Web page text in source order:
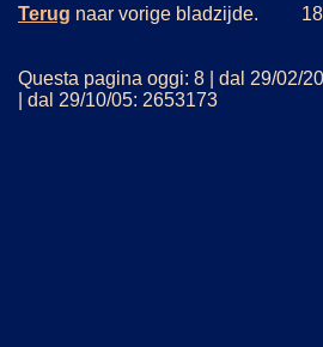
Terug naar vorige bladzijde.
Questa pagina oggi: 8 | dal 29/02/
| dal 29/10/05: 2653173